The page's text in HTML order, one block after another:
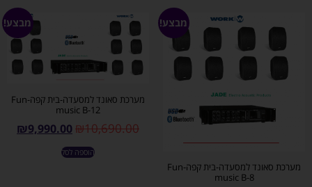
מבצע!
מערכת סאונד למסעדה-בית קפה-Fun
music B-8
מבצע!
מערכת סאונד למסעדה-בית קפה-Fun
music B-12
₪10,690.00
₪9,990.00
הוספה לסל